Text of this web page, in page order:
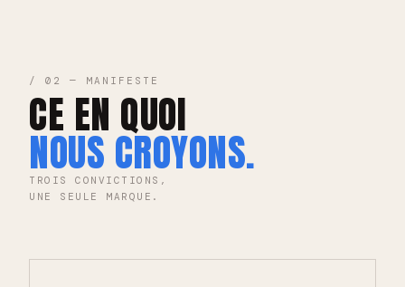
/ 02 — MANIFESTE
CE EN QUOI
NOUS CROYONS.
TROIS CONVICTIONS,
UNE SEULE MARQUE.